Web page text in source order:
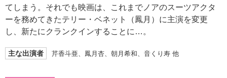
てしまう。それでも映画は、これまでノアのスーツアクタ
ーを務めてきたテリー・ベネット（鳳月）に主演を変更
し、新たにクランクインすることに…。
主な出演者 芹香斗亜、鳳月杏、朝月希和、音くり寿 他